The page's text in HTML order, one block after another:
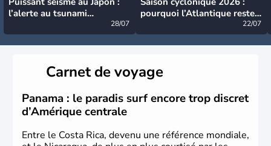
l’alerte au tsunami
28/07
pourquoi l’Atlantique reste
22/07
Carnet de voyage
Panama : le paradis surf encore trop discret
d’Amérique centrale
Entre le Costa Rica, devenu une référence mondiale,